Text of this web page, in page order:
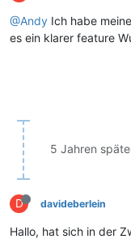
@Andy Ich habe
es ein klarer feature
5 Jahren
D davideberlein
Hallo, hat sich in der